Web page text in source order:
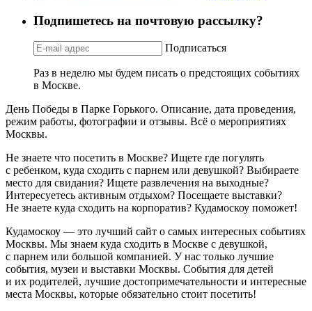
Подпишетесь на почтовую рассылку?
Подписаться
Раз в неделю мы будем писать о предстоящих событиях
в Москве.
День Победы в Парке Горького. Описание, дата проведения,
режим работы, фотографии и отзывы. Всё о мероприятиях
Москвы.
Не знаете что посетить в Москве? Ищете где погулять
с ребенком, куда сходить с парнем или девушкой? Выбираете
место для свидания? Ищете развлечения на выходные?
Интересуетесь активным отдыхом? Посещаете выставки?
Не знаете куда сходить на корпоратив? Кудамоскоу поможет!
Кудамоскоу — это лучший сайт о самых интересных событиях
Москвы. Мы знаем куда сходить в Москве с девушкой,
с парнем или большой компанией. У нас только лучшие
события, музеи и выставки Москвы. События для детей
и их родителей, лучшие достопримечательности и интересные
места Москвы, которые обязательно стоит посетить!